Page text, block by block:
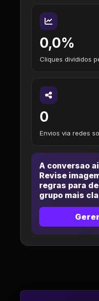
0,0%
Cliques divididos
0
Envios via redes
A conversao
Revise
regras para
grupo mais